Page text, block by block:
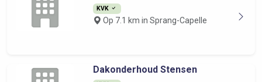
KVK
Op 7.1 km in Sprang-Capelle
Dakonderhoud Stensen